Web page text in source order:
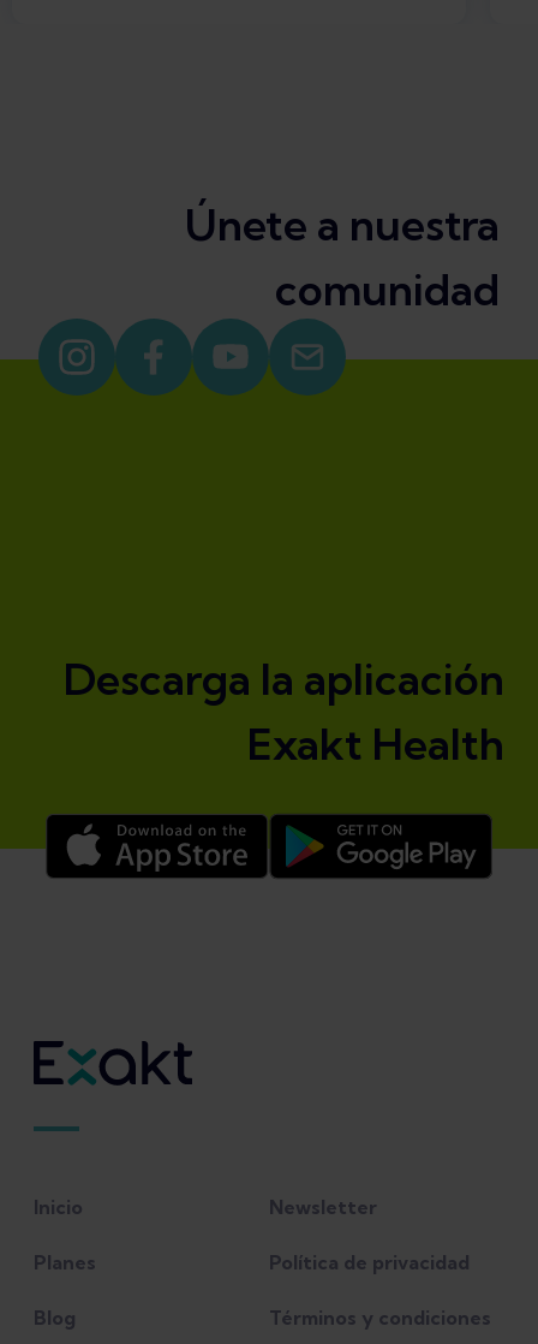
Únete a nuestra
comunidad
Descarga la aplicación
Exakt Health
Inicio
Planes
Blog
Newsletter
Política de privacidad
Términos y condiciones